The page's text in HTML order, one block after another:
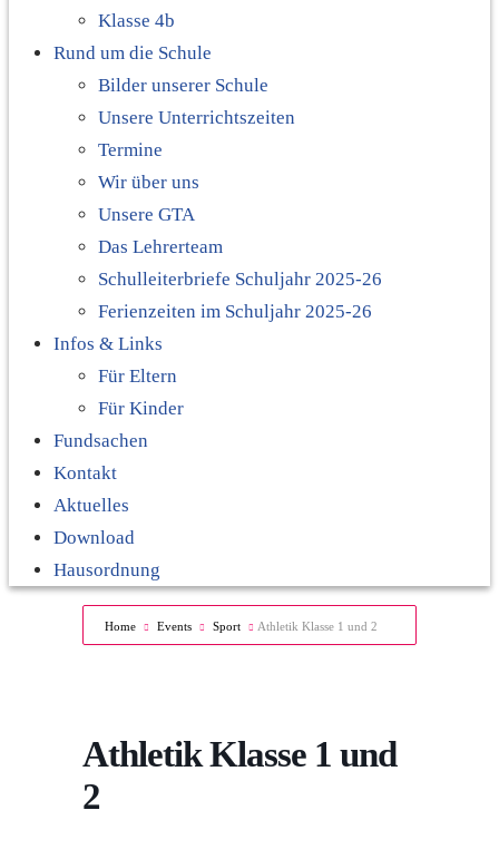
Klasse 4b
Rund um die Schule
Bilder unserer Schule
Unsere Unterrichtszeiten
Termine
Wir über uns
Unsere GTA
Das Lehrerteam
Schulleiterbriefe Schuljahr 2025-26
Ferienzeiten im Schuljahr 2025-26
Infos & Links
Für Eltern
Für Kinder
Fundsachen
Kontakt
Aktuelles
Download
Hausordnung
Home Events Sport Athletik Klasse 1 und 2
Athletik Klasse 1 und
2